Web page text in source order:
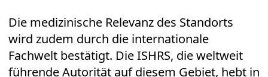
Die medizinische Relevanz des Standorts
wird zudem durch die internationale
Fachwelt bestätigt. Die ISHRS, die weltweit
führende Autorität auf diesem Gebiet, hebt in